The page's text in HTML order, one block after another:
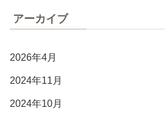
アーカイブ
2026年4月
2024年11月
2024年10月